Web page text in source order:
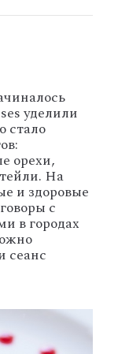
уделили
стало
орехи,
На
и здоровые
с
в городах
сеанс